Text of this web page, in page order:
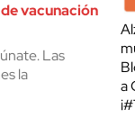
vacunación
Las
la
a